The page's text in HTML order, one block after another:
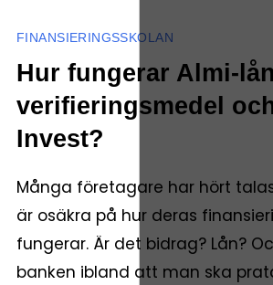
FINANSIERINGSSKOLAN
Hur fungerar Almi-
verifieringsmedel
Invest?
Många företagare har hört
är osäkra på hur deras
fungerar. Är det bidrag? Lån?
banken ibland att man ska